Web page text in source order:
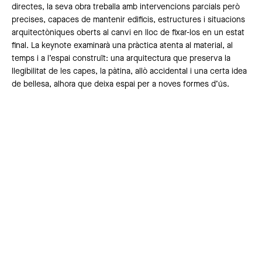
directes, la seva obra treballa amb intervencions parcials però
precises, capaces de mantenir edificis, estructures i situacions
arquitectòniques oberts al canvi en lloc de fixar-los en un estat
final. La keynote examinarà una pràctica atenta al material, al
temps i a l’espai construït: una arquitectura que preserva la
llegibilitat de les capes, la pàtina, allò accidental i una certa idea
de bellesa, alhora que deixa espai per a noves formes d’ús.